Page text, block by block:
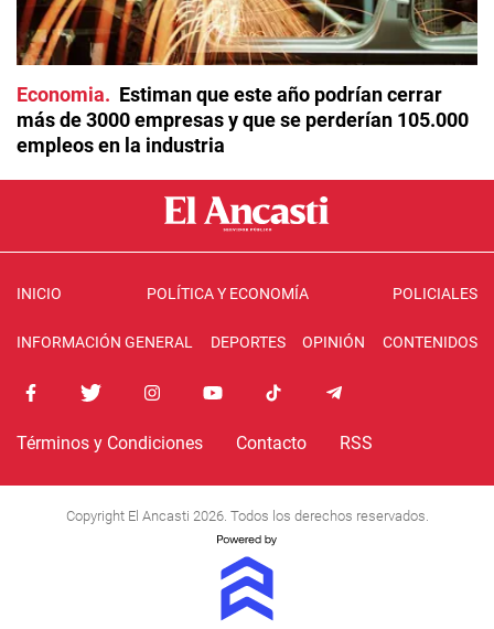
Economia
Estiman que este año podrían cerrar
más de 3000 empresas y que se perderían 105.000
empleos en la industria
INICIO POLÍTICA Y ECONOMÍA POLICIALES
INFORMACIÓN GENERAL DEPORTES OPINIÓN CONTENIDOS
Términos y Condiciones Contacto RSS
Copyright El Ancasti 2026. Todos los derechos reservados.